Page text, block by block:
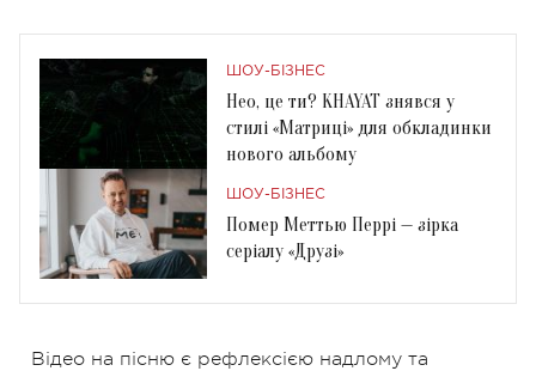
ШОУ-БІЗНЕС
Нео, це ти? KHAYAT знявся у
стилі «Матриці» для обкладинки
нового альбому
ШОУ-БІЗНЕС
Помер Меттью Перрі — зірка
серіалу «Друзі»
Відео на пісню є рефлексією надлому та